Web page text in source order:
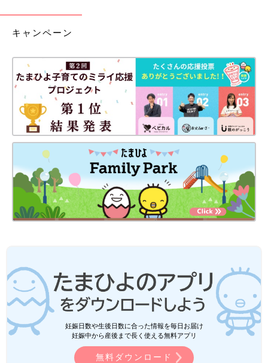
キャンペーン
妊娠日数や生後日数に合った情報を毎日お届け
妊娠中から産後まで長く使える無料アプリ
無料ダウンロード